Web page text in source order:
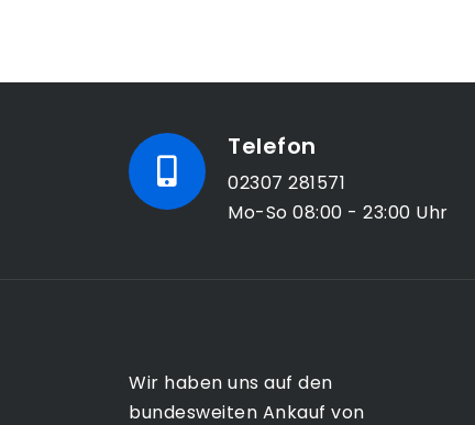
Telefon
02307 281571
Mo-So 08:00 - 23:00 Uhr
Wir haben uns auf den
bundesweiten Ankauf von